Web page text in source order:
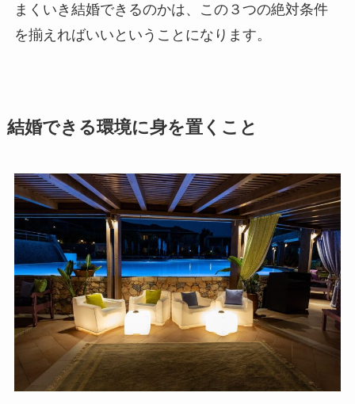
まくいき結婚できるのかは、この３つの絶対条件
を揃えればいいということになります。
結婚できる環境に身を置くこと